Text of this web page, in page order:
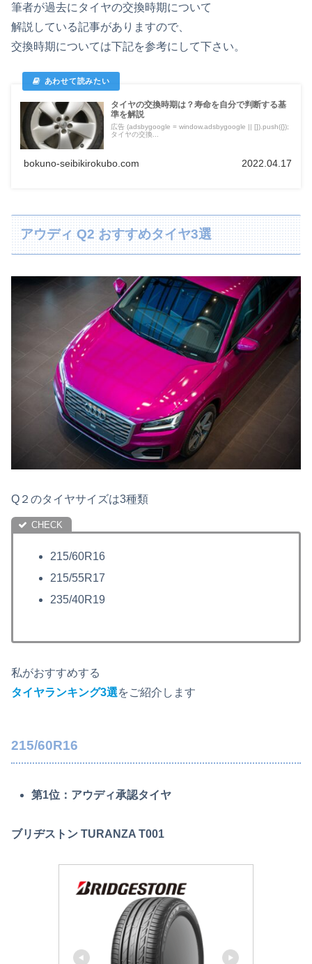
筆者が過去にタイヤの交換時期について
解説している記事がありますので、
交換時期については下記を参考にして下さい。
タイヤの交換時期は？寿命を自分で判断する基
準を解説
広告 (adsbygoogle = window.adsbygoogle || []).push({});
タイヤの交換...
bokuno-seibikirokubo.com 2022.04.17
アウディ Q2 おすすめタイヤ3選
Q２のタイヤサイズは3種類
215/60R16
215/55R17
235/40R19
私がおすすめする
タイヤランキング3選をご紹介します
215/60R16
第1位：アウディ承認タイヤ
ブリヂストン TURANZA T001